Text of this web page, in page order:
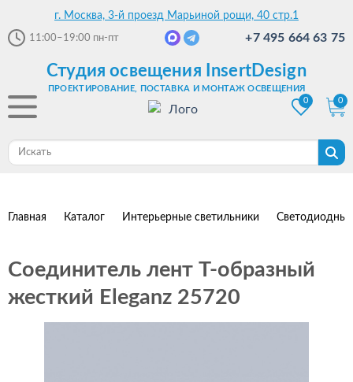
г. Москва, 3-й проезд Марьиной рощи, 40 стр.1
11:00–19:00 пн-пт +7 495 664 63 75
Студия освещения InsertDesign
ПРОЕКТИРОВАНИЕ, ПОСТАВКА И МОНТАЖ ОСВЕЩЕНИЯ
0
0
Главная Каталог Интерьерные светильники
Соединитель лент T-образный
жесткий Eleganz 25720